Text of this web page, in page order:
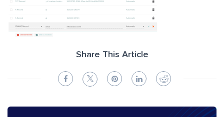
Share This Article